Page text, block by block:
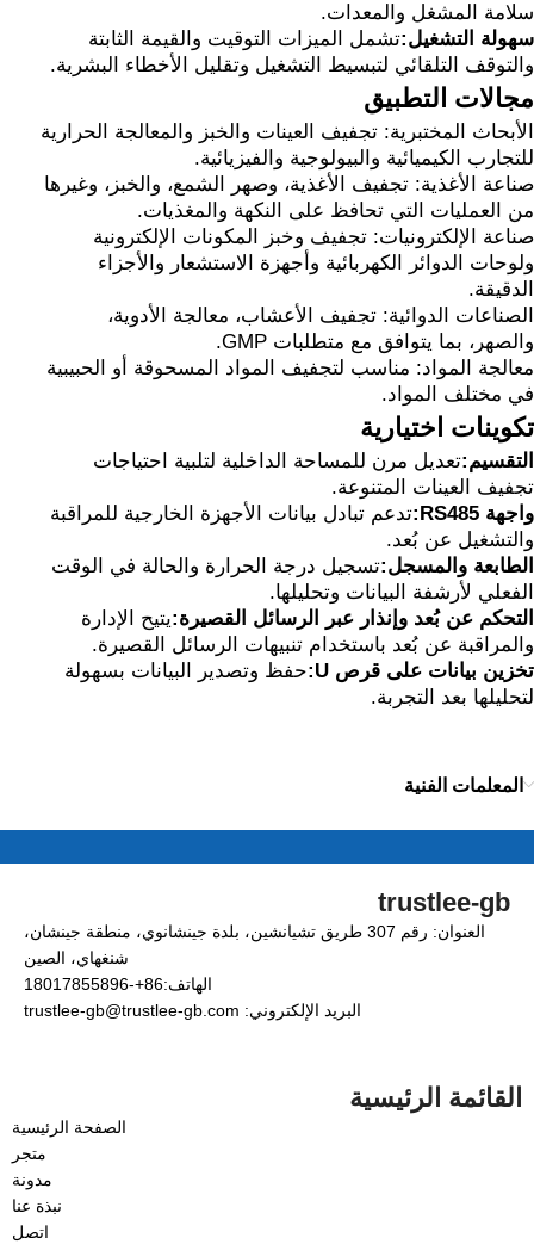
سلامة المشغل والمعدات.
سهولة التشغيل:تشمل الميزات التوقيت والقيمة الثابتة
والتوقف التلقائي لتبسيط التشغيل وتقليل الأخطاء البشرية.
مجالات التطبيق
الأبحاث المختبرية: تجفيف العينات والخبز والمعالجة الحرارية
للتجارب الكيميائية والبيولوجية والفيزيائية.
صناعة الأغذية: تجفيف الأغذية، وصهر الشمع، والخبز، وغيرها
من العمليات التي تحافظ على النكهة والمغذيات.
صناعة الإلكترونيات: تجفيف وخبز المكونات الإلكترونية
ولوحات الدوائر الكهربائية وأجهزة الاستشعار والأجزاء
الدقيقة.
الصناعات الدوائية: تجفيف الأعشاب، معالجة الأدوية،
والصهر، بما يتوافق مع متطلبات GMP.
معالجة المواد: مناسب لتجفيف المواد المسحوقة أو الحبيبية
في مختلف المواد.
تكوينات اختيارية
التقسيم:تعديل مرن للمساحة الداخلية لتلبية احتياجات
تجفيف العينات المتنوعة.
واجهة RS485:
تدعم تبادل بيانات الأجهزة الخارجية للمراقبة
والتشغيل عن بُعد.
الطابعة والمسجل:تسجيل درجة الحرارة والحالة في الوقت
الفعلي لأرشفة البيانات وتحليلها.
التحكم عن بُعد وإنذار عبر الرسائل القصيرة:يتيح الإدارة
والمراقبة عن بُعد باستخدام تنبيهات الرسائل القصيرة.
تخزين بيانات على قرص U:
حفظ وتصدير البيانات بسهولة
لتحليلها بعد التجربة.
المعلمات الفنية
trustlee-gb
العنوان: رقم 307 طريق تشيانشين، بلدة جينشانوي، منطقة جينشان،
شنغهاي، الصين
الهاتف:86+-18017855896
البريد الإلكتروني: trustlee-gb@trustlee-gb.com
القائمة الرئيسية
الصفحة الرئيسية
متجر
مدونة
نبذة عنا
اتصل